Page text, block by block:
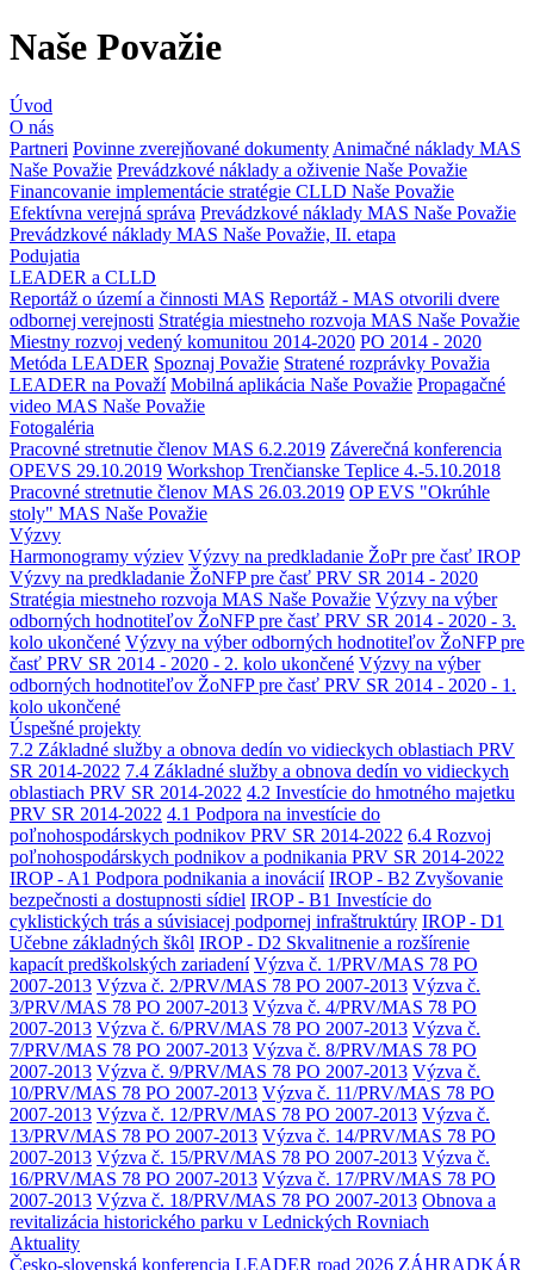
Naše Považie
Úvod
O nás
Partneri Povinne zverejňované dokumenty Animačné náklady MAS
Naše Považie Prevádzkové náklady a oživenie Naše Považie
Financovanie implementácie stratégie CLLD Naše Považie
Efektívna verejná správa Prevádzkové náklady MAS Naše Považie
Prevádzkové náklady MAS Naše Považie, II. etapa
Podujatia
LEADER a CLLD
Reportáž o území a činnosti MAS Reportáž - MAS otvorili dvere
odbornej verejnosti Stratégia miestneho rozvoja MAS Naše Považie
Miestny rozvoj vedený komunitou 2014-2020 PO 2014 - 2020
Metóda LEADER Spoznaj Považie Stratené rozprávky Považia
LEADER na Považí Mobilná aplikácia Naše Považie Propagačné
video MAS Naše Považie
Fotogaléria
Pracovné stretnutie členov MAS 6.2.2019 Záverečná konferencia
OPEVS 29.10.2019 Workshop Trenčianske Teplice 4.-5.10.2018
Pracovné stretnutie členov MAS 26.03.2019 OP EVS "Okrúhle
stoly" MAS Naše Považie
Výzvy
Harmonogramy výziev Výzvy na predkladanie ŽoPr pre časť IROP
Výzvy na predkladanie ŽoNFP pre časť PRV SR 2014 - 2020
Stratégia miestneho rozvoja MAS Naše Považie Výzvy na výber
odborných hodnotiteľov ŽoNFP pre časť PRV SR 2014 - 2020 - 3.
kolo ukončené Výzvy na výber odborných hodnotiteľov ŽoNFP pre
časť PRV SR 2014 - 2020 - 2. kolo ukončené Výzvy na výber
odborných hodnotiteľov ŽoNFP pre časť PRV SR 2014 - 2020 - 1.
kolo ukončené
Úspešné projekty
7.2 Základné služby a obnova dedín vo vidieckych oblastiach PRV
SR 2014-2022 7.4 Základné služby a obnova dedín vo vidieckych
oblastiach PRV SR 2014-2022 4.2 Investície do hmotného majetku
PRV SR 2014-2022 4.1 Podpora na investície do
poľnohospodárskych podnikov PRV SR 2014-2022 6.4 Rozvoj
poľnohospodárskych podnikov a podnikania PRV SR 2014-2022
IROP - A1 Podpora podnikania a inovácií IROP - B2 Zvyšovanie
bezpečnosti a dostupnosti sídiel IROP - B1 Investície do
cyklistických trás a súvisiacej podpornej infraštruktúry IROP - D1
Učebne základných škôl IROP - D2 Skvalitnenie a rozšírenie
kapacít predškolských zariadení Výzva č. 1/PRV/MAS 78 PO
2007-2013 Výzva č. 2/PRV/MAS 78 PO 2007-2013 Výzva č.
3/PRV/MAS 78 PO 2007-2013 Výzva č. 4/PRV/MAS 78 PO
2007-2013 Výzva č. 6/PRV/MAS 78 PO 2007-2013 Výzva č.
7/PRV/MAS 78 PO 2007-2013 Výzva č. 8/PRV/MAS 78 PO
2007-2013 Výzva č. 9/PRV/MAS 78 PO 2007-2013 Výzva č.
10/PRV/MAS 78 PO 2007-2013 Výzva č. 11/PRV/MAS 78 PO
2007-2013 Výzva č. 12/PRV/MAS 78 PO 2007-2013 Výzva č.
13/PRV/MAS 78 PO 2007-2013 Výzva č. 14/PRV/MAS 78 PO
2007-2013 Výzva č. 15/PRV/MAS 78 PO 2007-2013 Výzva č.
16/PRV/MAS 78 PO 2007-2013 Výzva č. 17/PRV/MAS 78 PO
2007-2013 Výzva č. 18/PRV/MAS 78 PO 2007-2013 Obnova a
revitalizácia historického parku v Lednických Rovniach
Aktuality
Česko-slovenská konferencia LEADER road 2026 ZÁHRADKÁR